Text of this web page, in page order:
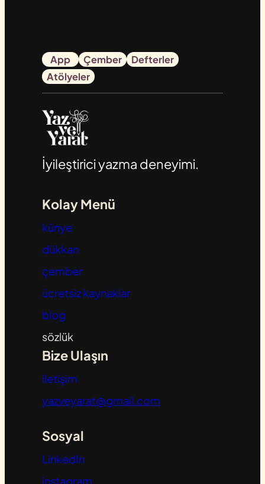
App Çember
Defterler
Atölyeler
İyileştirici yazma deneyimi.
Kolay Menü
künye
dükkan
çember
ücretsiz kaynaklar
blog
sözlük
Bize Ulaşın
iletişim
yazveyarat@gmail.com
Sosyal
LinkedIn
instagram